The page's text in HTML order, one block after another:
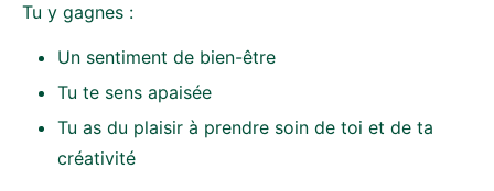
Tu y gagnes :
Un sentiment de bien-être
Tu te sens apaisée
Tu as du plaisir à prendre soin de toi et de ta
créativité